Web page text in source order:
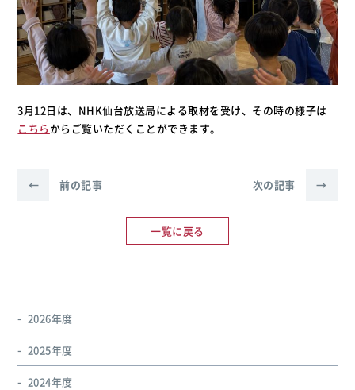
3月12日は、NHK仙台放送局による取材を受け、その時の様子は
こちら からご覧いただくことができます。
← 前の記事
一覧に戻る
次の記事 →
2026年度
2025年度
2024年度